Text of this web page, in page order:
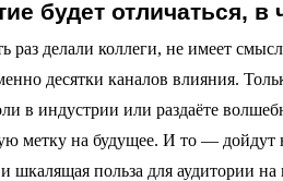
будет отличаться, в
раз делали коллеги, не имеет
десятки каналов влияния.
в индустрии или раздаёте
метку на будущее. И то — дойдут
шкалящая польза для аудитории